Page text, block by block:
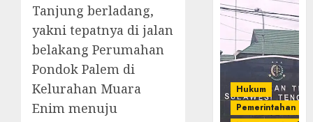
Tanjung berladang,
yakni tepatnya di jalan
belakang Perumahan
Pondok Palem di
Kelurahan Muara
Enim menuju
Hukum
Pemerintahan